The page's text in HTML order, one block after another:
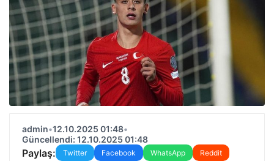
admin•12.10.2025 01:48•
Güncellendi: 12.10.2025 01:48
Paylaş: Twitter Facebook WhatsApp
Reddit